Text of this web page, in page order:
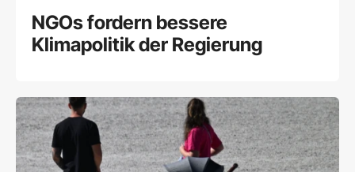
NGOs fordern bessere
Klimapolitik der Regierung